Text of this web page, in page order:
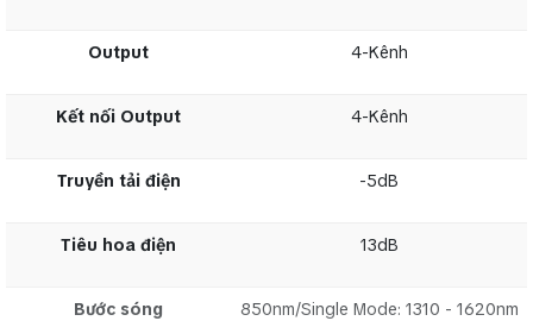
Output 4-Kênh
Kết nối Output 4-Kênh
Truyền tải điện -5dB
Tiêu hoa điện 13dB
Bước sóng 850nm/Single Mode: 1310 - 1620nm